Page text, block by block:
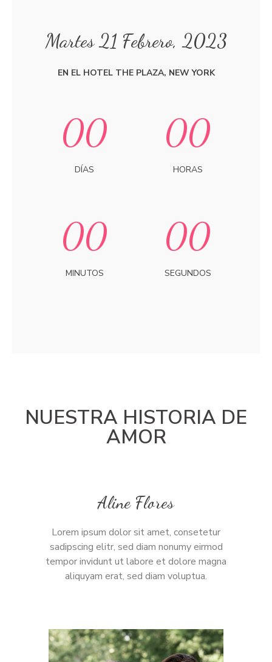
Martes 21 Febrero, 2023
EN EL HOTEL THE PLAZA, NEW YORK
00
DÍAS
00
HORAS
00
MINUTOS
00
SEGUNDOS
NUESTRA HISTORIA DE
AMOR
Aline Flores
Lorem ipsum dolor sit amet, consetetur
sadipscing elitr, sed diam nonumy eirmod
tempor invidunt ut labore et dolore magna
aliquyam erat, sed diam voluptua.